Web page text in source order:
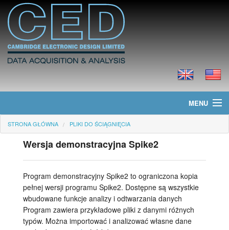
MENU
Strona główna
Informacje
Produkty
Cennik
Pliki do ściągnięcia
STRONA GŁÓWNA PLIKI DO ŚCIĄGNIĘCIA
Wersja demonstracyjna Spike2
Program demonstracyjny Spike2 to ograniczona kopia
pełnej wersji programu Spike2. Dostępne są wszystkie
wbudowane funkcje analizy i odtwarzania danych
Program zawiera przykładowe pliki z danymi różnych
typów. Można importować i analizować własne dane